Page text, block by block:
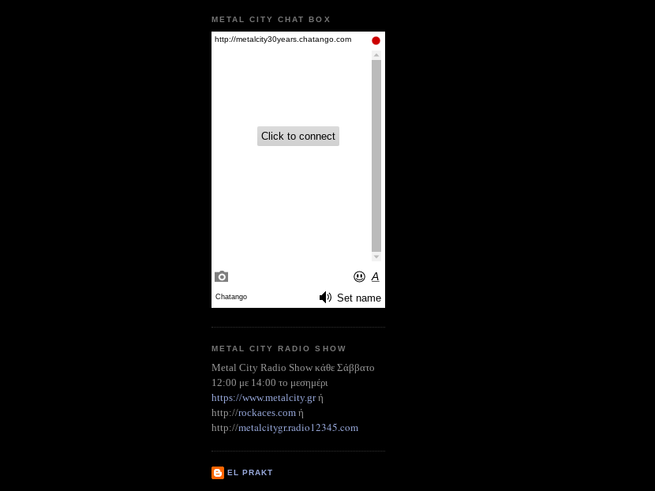
METAL CITY CHAT BOX
METAL CITY RADIO SHOW
Metal City Radio Show κάθε Σάββατο
12:00 με 14:00 το μεσημέρι
https://www.metalcity.grή
http://rockaces.com ή
http://metalcitygr.radio12345.com
EL PRAKT